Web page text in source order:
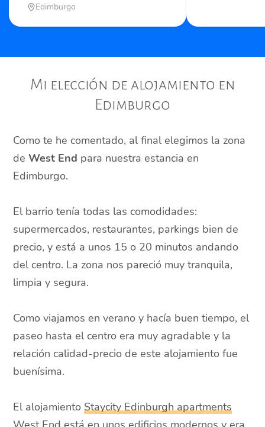
Edimburgo
Mi elección de alojamiento en
Edimburgo
Como te he comentado, al final elegimos la zona
de West End para nuestra estancia en
Edimburgo.
El barrio tenía todas las comodidades:
supermercados, restaurantes, parkings bien de
precio, y está a unos 15 o 20 minutos andando
del centro. La zona nos pareció muy tranquila,
limpia y segura.
Como viajamos en verano y hacía buen tiempo, el
paseo hasta el centro era muy agradable y la
relación calidad-precio de este alojamiento fue
buenísima.
El alojamientoStaycity Edinburgh apartments